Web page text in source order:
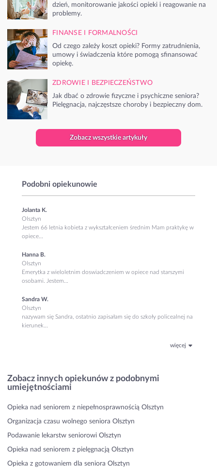
dzień, monitorowanie jakości opieki i reagowanie na
problemy.
FINANSE I FORMALNOŚCI
Od czego zależy koszt opieki? Formy zatrudnienia,
umowy i świadczenia które pomogą sfinansować
opiekę.
ZDROWIE I BEZPIECZEŃSTWO
Jak dbać o zdrowie fizyczne i psychiczne seniora?
Pielęgnacja, najczęstsze choroby i bezpieczny dom.
Zobacz wszystkie artykuły
Podobni opiekunowie
Jolanta K.
Olsztyn
Jestem 66 letnia kobieta z wykształceniem średnim Mam praktykę w
opiece...
Hanna B.
Olsztyn
Emerytka z wieloletnim doswiadczeniem w opiece nad starszymi
osobami. Jestem...
Sandra W.
Olsztyn
nazywam się Sandra, ostatnio zapisałam się do szkoły policealnej na
kierunek...
więcej
Zobacz innych opiekunów z podobnymi
umiejętnościami
Opieka nad seniorem z niepełnosprawnością Olsztyn
Organizacja czasu wolnego seniora Olsztyn
Podawanie lekarstw seniorowi Olsztyn
Opieka nad seniorem z pielęgnacją Olsztyn
Opieka z gotowaniem dla seniora Olsztyn